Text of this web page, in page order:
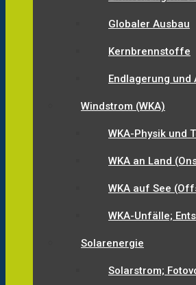
Globaler Ausbau
Kernbrennstoffe
Endlagerung und
Windstrom (WKA)
WKA-Physik und
WKA an Land
WKA auf See
WKA-Unfälle;
Solarenergie
Solarstrom;